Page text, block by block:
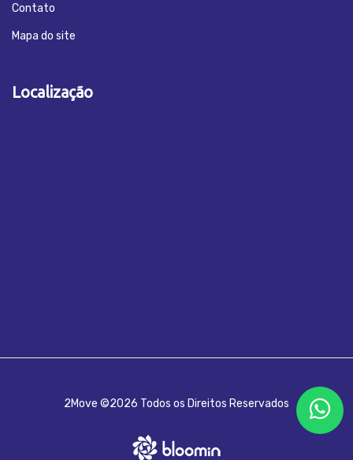
Contato
Mapa do site
Localização
2Move ©2026 Todos os Direitos Reservados